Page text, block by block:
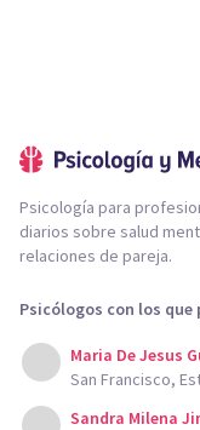
Psicología para
diarios sobre salud
relaciones de pareja.
Psicólogos con los
Maria De Jesus
San Francisco,
Sandra Milena